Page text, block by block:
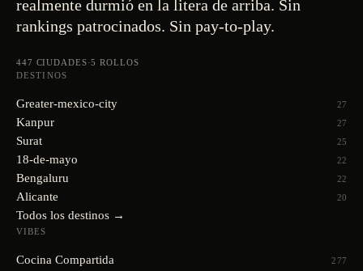
realmente durmió en la litera de arriba. Sin
rankings patrocinados. Sin pay-to-play.
447 CIUDADES·5 ROLLOS
DESTINOS
Greater-mexico-city 27
Kanpur 27
Surat 25
18-de-mayo 22
Bengaluru 22
Alicante 20
Todos los destinos →
VIBES
Cocina Compartida 277